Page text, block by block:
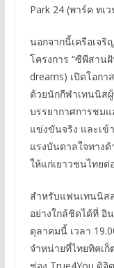
Park 24 (พาร์ค ทเ
นอกจากนี้เครือเจ
โครงการ “ซีพีสาน
dreams) เปิดโอกา
ด้วยนักกีฬาเทนนิส
บรรยากาศการชม
แข่งขันจริง และเข้
แรงบันดาลใจทาง
ให้แก่เยาวชนไทยต่
สำหรับแฟนเทนนิส
อย่างใกล้ชิดได้ที่ อิ
ตุลาคมนี้ เวลา
จำหน่ายที่ไทยทิคเ